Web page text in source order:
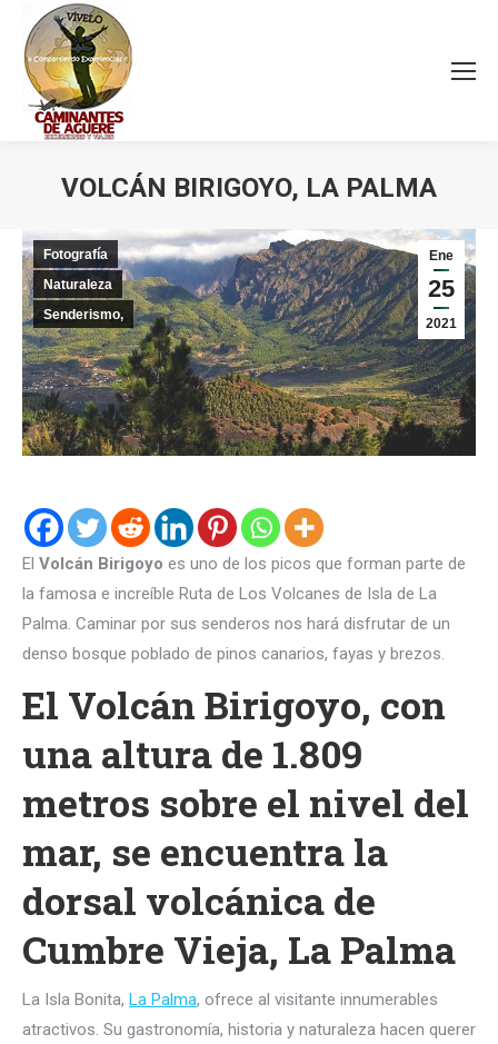
VOLCÁN BIRIGOYO, LA PALMA
Ene
25
2021
Fotografía
Naturaleza
Senderismo,
El Volcán Birigoyo es uno de los picos que forman parte de
la famosa e increíble Ruta de Los Volcanes de Isla de La
Palma. Caminar por sus senderos nos hará disfrutar de un
denso bosque poblado de pinos canarios, fayas y brezos.
El Volcán Birigoyo, con
una altura de 1.809
metros sobre el nivel del
mar, se encuentra la
dorsal volcánica de
Cumbre Vieja, La Palma
La Isla Bonita, La Palma, ofrece al visitante innumerables
atractivos. Su gastronomía, historia y naturaleza hacen querer